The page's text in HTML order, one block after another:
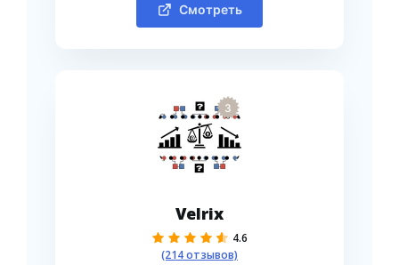
Смотреть
3
Velrix
4.6
(214 отзывов)